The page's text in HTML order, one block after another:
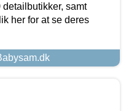
samt
her for at se deres